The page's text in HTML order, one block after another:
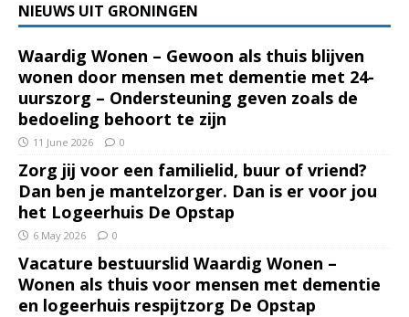
NIEUWS UIT GRONINGEN
Waardig Wonen – Gewoon als thuis blijven
wonen door mensen met dementie met 24-
uurszorg – Ondersteuning geven zoals de
bedoeling behoort te zijn
11 June 2026 0
Zorg jij voor een familielid, buur of vriend?
Dan ben je mantelzorger. Dan is er voor jou
het Logeerhuis De Opstap
6 May 2026 0
Vacature bestuurslid Waardig Wonen –
Wonen als thuis voor mensen met dementie
en logeerhuis respijtzorg De Opstap